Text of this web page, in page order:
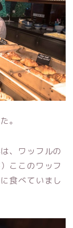
。
、ワッフルの
ここのワッフ
食べていまし